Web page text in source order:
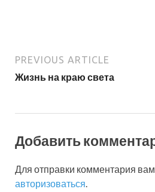
PREVIOUS ARTICLE
Жизнь на краю света
Добавить
Для отправки комментария
авторизоваться